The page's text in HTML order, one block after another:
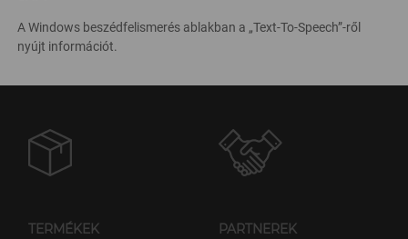
A Windows beszédfelismerés ablakban a „Text-To-Speech”-ről
nyújt információt.
TERMÉKEK PARTNEREK